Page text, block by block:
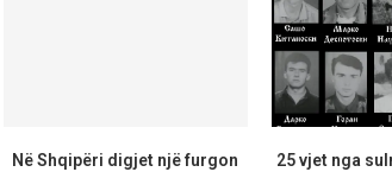
Në Shqipëri digjet një furgon
25 vjet nga